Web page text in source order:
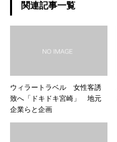
関連記事一覧
ウィラートラベル 女性客誘
致へ「ドキドキ宮崎」 地元
企業らと企画